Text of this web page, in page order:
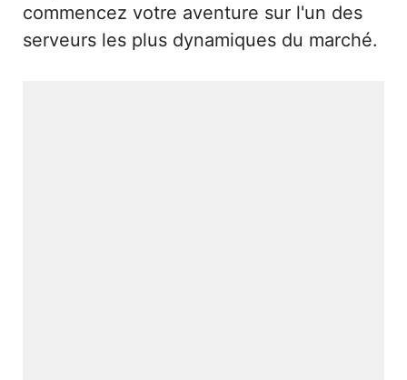
commencez votre aventure sur l'un des
serveurs les plus dynamiques du marché.